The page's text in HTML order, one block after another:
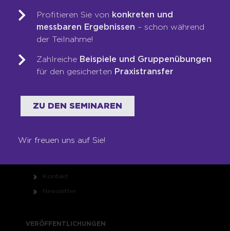
Referenzen
Karriere
Seminare
Shop
RECHTLICHES
Kontakt
Newsletter
VERÖFFENTLICHUNGEN
Profitieren Sie von konkreten und
messbaren Ergebnissen – schon während
der Teilnahme!
Zahlreiche Beispiele und Gruppenübungen
für den gesicherten Praxistransfer
ZU DEN SEMINAREN
Wir freuen uns auf Sie!